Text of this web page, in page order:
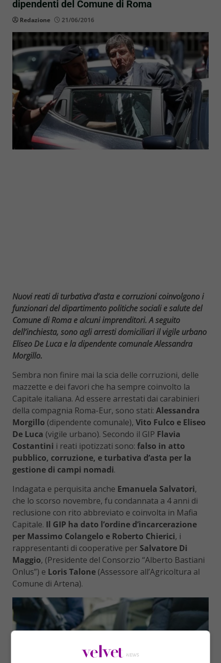
dipendenti del Comune di Roma
Redazione 21/06/2016
Nuovi reati di turbativa d’asta e corruzioni coinvolgono i
funzionari del dipartimento politiche sociali e salute del
Comune di Roma e alcuni imprenditori. A seguito
dell’inchiesta, sono agli arresti domiciliari il vigile urbano
Eliseo De Luca e la dipendente comunale Alessandra
Morgillo.
Sembra non finire mai la scia delle corruzioni, delle
mazzette e dei favori che ha sempre coinvolto la
Capitale italiana. Ad essere arrestati dai carabinieri
della compagnia Roma-Eur, sono stati: Alessandra
Morgillo (dipendente comunale), Vito Fulco e Eliseo
De Luca (vigile urbano). Secondo il GIP Flavia
Costantini i reati ipotizzati sono: falso in atto
pubblico, corruzione, e turbativa d’asta per la
gestione di campi nomadi.
Indagata e perquisita anche Emanuela Salvatori,
che lo scorso novembre, fu condannata a 4 anni di
reclusione con rito abbreviato e coinvolta in Mafia
Capitale. Il GIP ha dato l’ordine d’incarcerazione
per Massimo Colangelo e Roberto Chierici, i
rappresentanti di cooperative per Salvatore Di
Maggio, (Presidente del Consorzio “Alberto Bastiani
Onlus”) e Loris Talone (Assessore all’Agricoltura al
Comune di Artena).